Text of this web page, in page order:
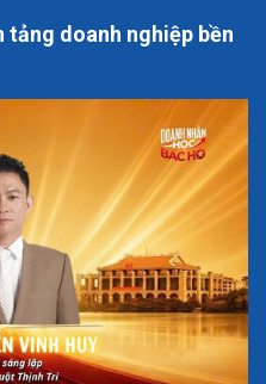
doanh nghiệp bền